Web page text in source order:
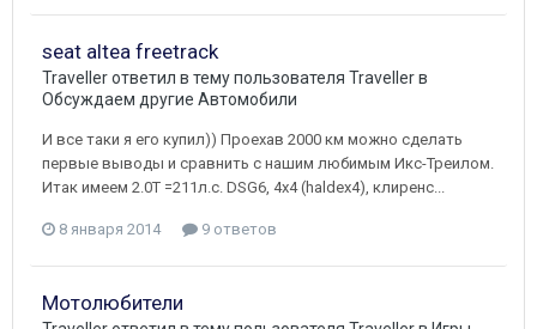
seat altea freetrack
Travellerответил в тему пользователя Travellerв
Обсуждаем другие Автомобили
И все таки я его купил)) Проехав 2000 км можно сделать
первые выводы и сравнить с нашим любимым Икс-Треилом.
Итак имеем 2.0Т =211л.с. DSG6, 4х4 (haldex4), клиренс...
8 января 2014 9 ответов
Мотолюбители